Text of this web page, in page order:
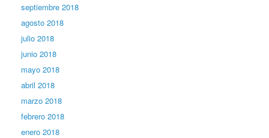
septiembre 2018
agosto 2018
julio 2018
junio 2018
mayo 2018
abril 2018
marzo 2018
febrero 2018
enero 2018